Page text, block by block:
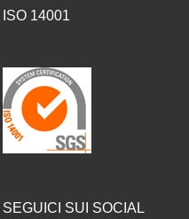
ISO 14001
SEGUICI SUI SOCIAL